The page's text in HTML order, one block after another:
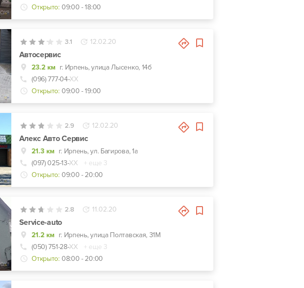
Открыто: 09:00 - 18:00
3.1 12.02.20
Автосервис
23.2 км г. Ирпень, улица Лысенко, 14б
(096) 777-04-ХХ
Открыто: 09:00 - 19:00
2.9 12.02.20
Алекс Авто Сервис
21.3 км г. Ирпень, ул. Багирова, 1а
(097) 025-13-ХХ
+ еще 3
Открыто: 09:00 - 20:00
2.8 11.02.20
Service-auto
21.2 км г. Ирпень, улица Полтавская, 31М
(050) 751-28-ХХ
+ еще 3
Открыто: 08:00 - 20:00